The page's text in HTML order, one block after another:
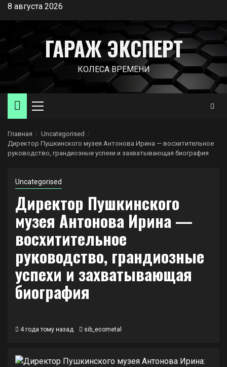
Перейти
содержимому
8 августа 2026
ГАРАЖ ЭКСПЕРТ
КОЛЕСА ВРЕМЕНИ
Основное
Главная
Uncategorised
Директор Пушкинского музея Антонова Ирина — восхитительное
руководство, грандиозные успехи и захватывающая биография
Uncategorised
Директор Пушкинского
музея Антонова Ирина —
восхитительное
руководство, грандиозные
успехи и захватывающая
биография
4 года тому назад sib_ecometal